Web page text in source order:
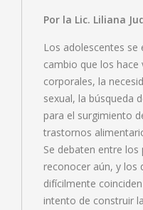
Por la Lic. Liliana
Los adolescentes se
cambio que los hace
corporales, la
sexual, la búsqueda
para el surgimiento
trastornos
Se debaten entre
reconocer aún, y los
difícilmente
intento de construir